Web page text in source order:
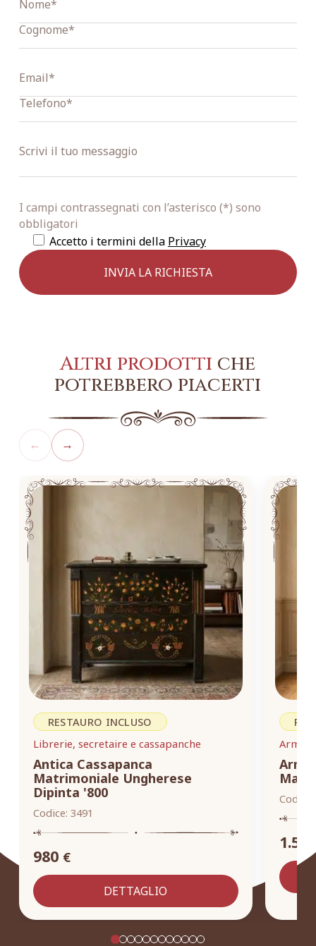
I campi contrassegnati con l’asterisco (*) sono
obbligatori
Accetto i termini della Privacy
Altri prodotti che
potrebbero piacerti
← →
RESTAURO INCLUSO
Librerie, secretaire e cassapanche
Antica Cassapanca
Matrimoniale Ungherese
Dipinta '800
Codice: 3491
980 €
DETTAGLIO
Codice: